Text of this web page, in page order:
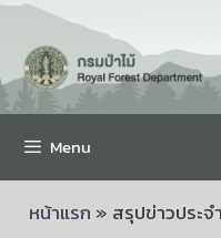
Menu
หน้าแรก » สรุปข่าวประจ